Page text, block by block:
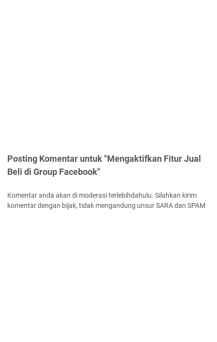
Posting Komentar untuk "Mengaktifkan Fitur Jual
Beli di Group Facebook"
Komentar anda akan di moderasi terlebihdahulu. Silahkan kirim
komentar dengan bijak, tidak mengandung unsur SARA dan SPAM